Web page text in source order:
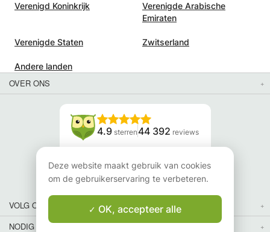
Verenigd Koninkrijk
Verenigde Arabische
Emiraten
Verenigde Staten Zwitserland
Andere landen
OVER ONS
4.9 sterren 44 392 reviews
Lees onze reviews
VOLG ONS
NODIG JE VRIENDEN UIT
Deze website maakt gebruik van cookies
om de gebruikerservaring te verbeteren.
OK, accepteer alle